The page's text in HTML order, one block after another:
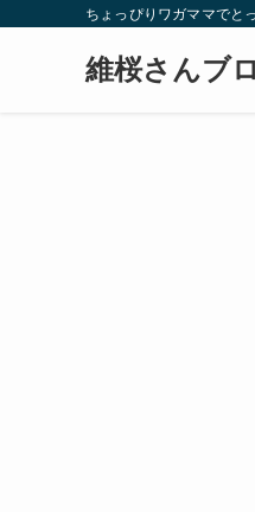
ちょっぴりワガママでと
維桜さんブ